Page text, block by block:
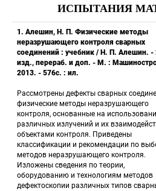
ИСПЫТАНИЯ
1. Алешин, Н. П. Физические методы
неразрушающего контроля сварных
соединений : учебник / Н. П. Алешин. -
изд., перераб. и доп. - М. :
2013. - 576с. : ил.
Рассмотрены дефекты сварных
физические методы неразрушающего
контроля, основанные на
различных излучений и их
объектами контроля. Приведены
классификации и рекомендации по
методов неразрушающего контроля.
Изложены сведения по теории,
оборудованию и технологиям методов
дефектоскопии различных типов